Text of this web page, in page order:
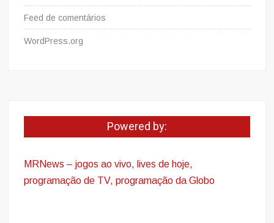
Feed de comentários
WordPress.org
Powered by:
MRNews – jogos ao vivo, lives de hoje,
programação de TV, programação da Globo